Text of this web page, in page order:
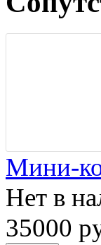
Мини-
Нет в
35000